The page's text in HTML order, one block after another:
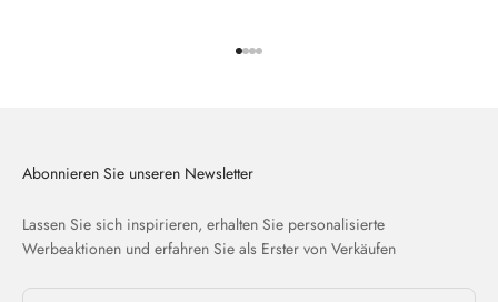
Abonnieren Sie unseren Newsletter
Lassen Sie sich inspirieren, erhalten Sie personalisierte
Werbeaktionen und erfahren Sie als Erster von Verkäufen